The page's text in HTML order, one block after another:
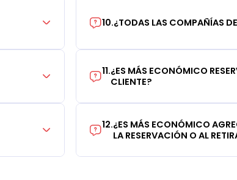
10.¿TODAS LAS COMPAÑÍAS
11.¿ES MÁS ECONÓMICO
CLIENTE?
12.¿ES MÁS ECONÓMICO
LA RESERVACIÓN O AL